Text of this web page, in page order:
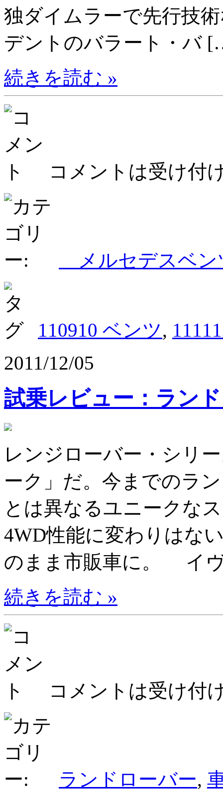
独ダイムラーで先行技
デントのバラート・バ
続きを読む »
コメントは受け付
メルセデスベ
110910 ベンツ,
2011/12/05
試乗レビュー：ラン
レンジローバー・シリ
ーク」だ。今までのラ
とは異なるユニークな
4WD性能に変わりはな
のまま市販車に。 イ
続きを読む »
コメントは受け付
ランドローバー,